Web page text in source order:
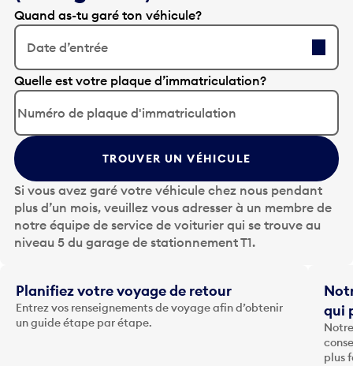
Quand as-tu garé ton véhicule?
Date d’entrée
A
p
p
u
y
e
z
s
u
r
l
t
o
u
Quelle est votre plaque d’immatriculation?
TROUVER UN VÉHICULE
Si vous avez garé votre véhicule chez nous pendant
plus d’un mois, veuillez vous adresser à un membre de
notre équipe de service de voiturier qui se trouve au
niveau 5 du garage de stationnement T1.
Planifiez votre voyage de retour
Entrez vos renseignements de voyage afin d’obtenir
un guide étape par étape.
qui
plus